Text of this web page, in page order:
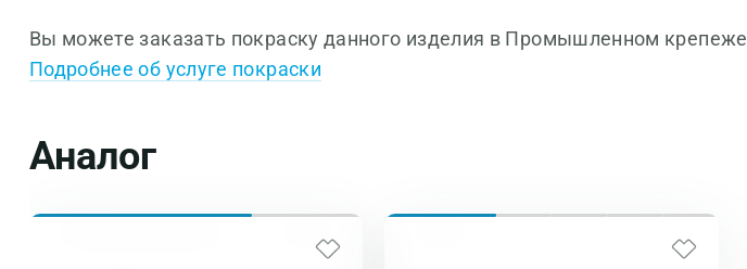
Вы можете заказать покраску данного изделия в Промышленном крепеже
Подробнее об услуге покраски
Аналог